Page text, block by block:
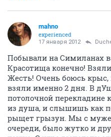
mahno
experienced
17 января 2012
Побывали на Симиланах в
Красотища конечно!
Жесть! Очень боюсь крыс,
взяли именно 2 дня. В
потолочной перекладине
из душа, и слышишь как
рыщет грызун. Мы с
очереди, было жутко и